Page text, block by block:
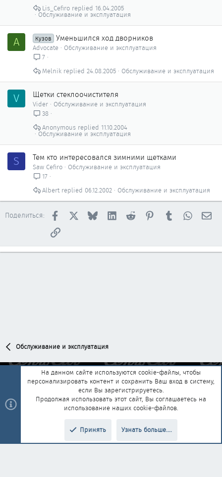
Обслуживание и эксплуатация
16.04.2005
Lis_Cefiro
A Кузов Уменьшился ход дворников
Advocate
Обслуживание и эксплуатация
7
Обслуживание и эксплуатация
24.08.2005
Melnik
V Щетки стеклоочистителя
Vider
Обслуживание и эксплуатация
38
Обслуживание и эксплуатация
11.10.2004
Anonymous
S Тем кто интересовался зимними щетками
Saw Cefiro
Обслуживание и эксплуатация
17
Обслуживание и эксплуатация
06.12.2002
Albert
Поделиться: Facebook BlueskyLinkedInReddit PinterestTumblr
Ссылка
Обслуживание и эксплуатация
Обратная связь
Условия и правила
Политика конфиденциальности
Помощь Главная
R
add-ons by ThemeHouse Перевод от Jumuro®
На данном сайте используются cookie-файлы, чтобы
персонализировать контент и сохранить Ваш вход в систему,
если Вы зарегистрируетесь.
Продолжая использовать этот сайт, Вы соглашаетесь на
использование наших cookie-файлов.
Принять Узнать больше....